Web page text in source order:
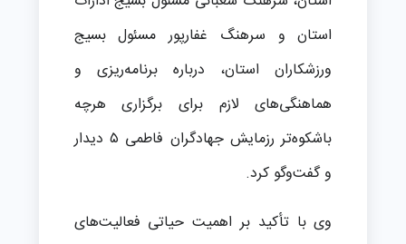
استان و سرهنگ غفارپور مسئول بسیج
ورزشکاران استان، درباره برنامه‌ریزی و
هماهنگی‌های لازم برای برگزاری هرچه
باشکوه‌تر رزمایش جهادگران فاطمی ۵ دیدار
و گفت‌وگو کرد.
وی با تأکید بر اهمیت حیاتی فعالیت‌های